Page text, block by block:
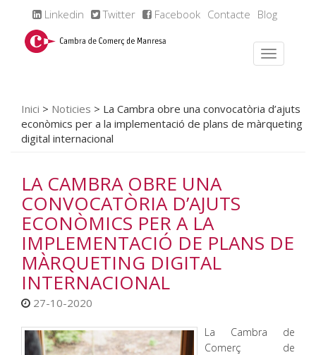
Linkedin Twitter Facebook Contacte Blog
Inici > Noticies > La Cambra obre una convocatòria d’ajuts
econòmics per a la implementació de plans de màrqueting
digital internacional
LA CAMBRA OBRE UNA
CONVOCATÒRIA D’AJUTS
ECONÒMICS PER A LA
IMPLEMENTACIÓ DE PLANS DE
MÀRQUETING DIGITAL
INTERNACIONAL
27-10-2020
La Cambra de
Comerç de